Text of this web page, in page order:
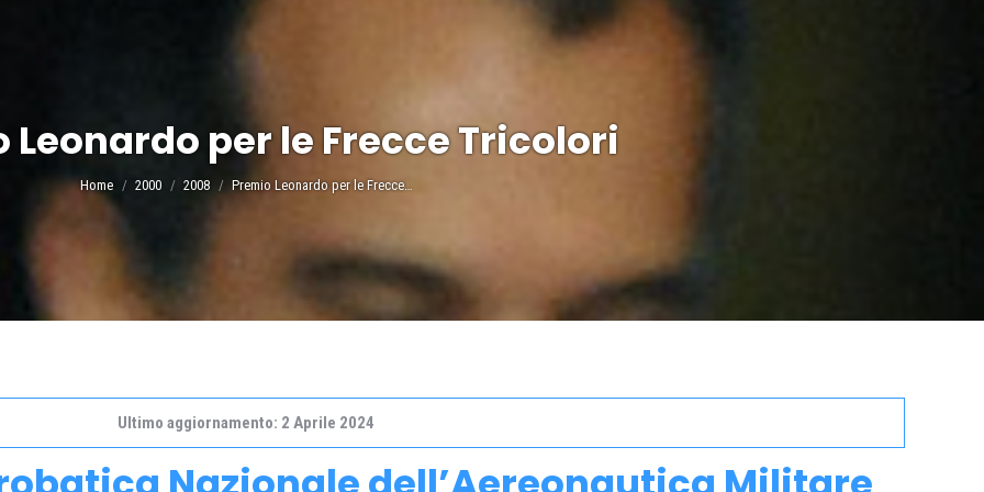
Leonardo per le Frecce Tricolori
Tu sei qui:
Home 2000 2008 Premio Leonardo per le Frecce…
Ultimo aggiornamento: 2 Aprile 2024